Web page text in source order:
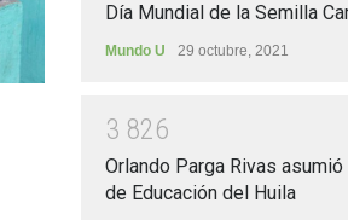
Día Mundial de la Semilla
Mundo U 29 octubre, 2021
3 826
Orlando Parga Rivas
de Educación del Huila